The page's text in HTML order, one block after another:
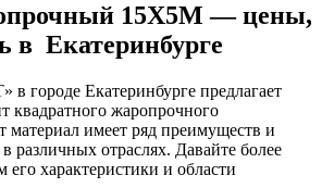
15Х5М — цены,
в Екатеринбурге
городе Екатеринбурге предлагает
квадратного жаропрочного
материал имеет ряд преимуществ и
различных отраслях. Давайте более
его характеристики и области